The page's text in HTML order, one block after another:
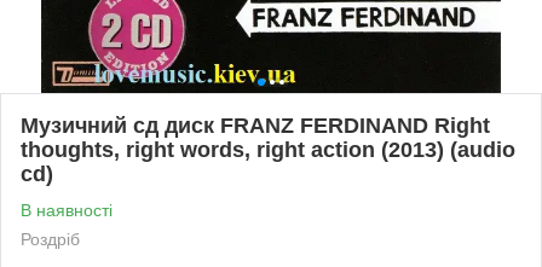
Музичний сд диск FRANZ FERDINAND Right
thoughts, right words, right action (2013) (audio
cd)
В наявності
Роздріб